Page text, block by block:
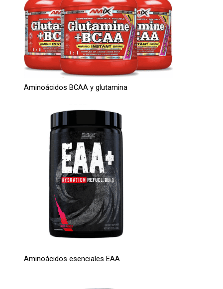
Aminoácidos BCAA y glutamina
Aminoácidos esenciales EAA